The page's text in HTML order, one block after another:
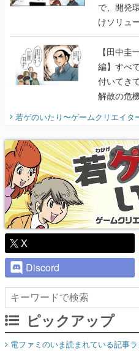
で、開発
けソリュ
に行って
【田中圭
編】すべ
付いてき
解散の危
開く。業
『少年ジ
り】
若ゲのいたり〜ゲームクリエイタ
X
Discord
ピックアップ
電ファミのいま読まれている記事